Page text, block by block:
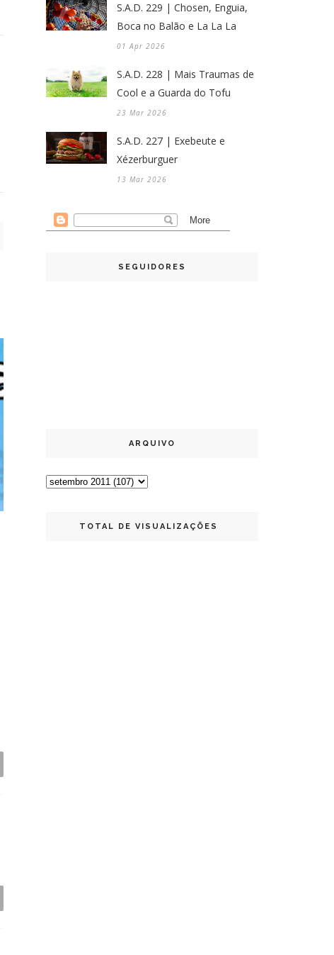
S.A.D. 229 | Chosen, Enguia,
Boca no Balão e La La La
01 Apr 2026
S.A.D. 228 | Mais Traumas de
Cool e a Guarda do Tofu
23 Mar 2026
S.A.D. 227 | Exebeute e
Xézerburguer
13 Mar 2026
SEGUIDORES
ARQUIVO
TOTAL DE VISUALIZAÇÕES